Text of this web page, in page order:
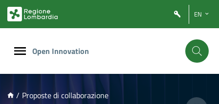
PRINCIPALE
EN
Open Innovation
/ Proposte di collaborazione